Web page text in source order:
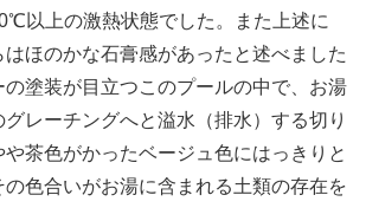
以上の激熱状態でした。また上述に
ほのかな石膏感があったと述べました
の塗装が目立つこのプールの中で、お湯
レーチングへと溢水（排水）する切り
茶色がかったベージュ色にはっきりと
色合いがお湯に含まれる土類の存在を